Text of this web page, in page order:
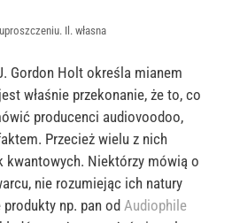
Il. własna
Gordon Holt określa mianem
właśnie przekonanie, że to, co
producenci audiovoodoo,
Przecież wielu z nich
kwantowych. Niektórzy mówią o
nie rozumiejąc ich natury
np. pan od Audiophile